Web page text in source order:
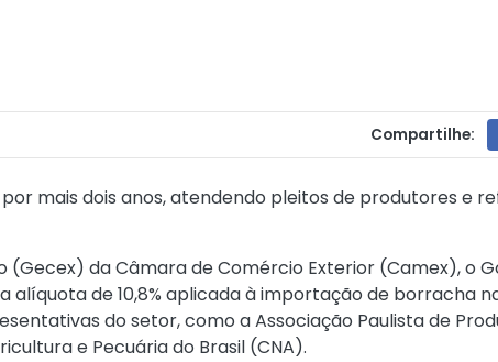
Compartilhe:
mais dois anos, atendendo pleitos de produtores e
(Gecex) da Câmara de Comércio Exterior (Camex), o
alíquota de 10,8% aplicada à importação de borracha
do setor, como a Associação Paulista de
e Pecuária do Brasil (CNA).